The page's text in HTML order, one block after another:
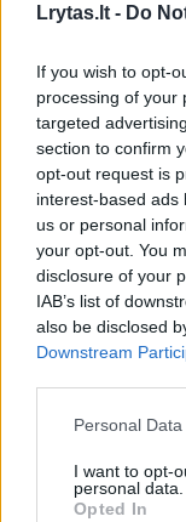
Lrytas.lt - Do
If you wish to opt-
processing of your
targeted
section to confirm
opt-out request is
interest-based ads
us or personal
your opt-out. You
disclosure of your
IAB’s list of
also be disclosed
Downstream
Personal
I want to opt-
personal data.
Opted In
„Anemija
Tai – būklė,
tyrimą,
dažnai būna
Pagrindinė
organizmui
dusulį.